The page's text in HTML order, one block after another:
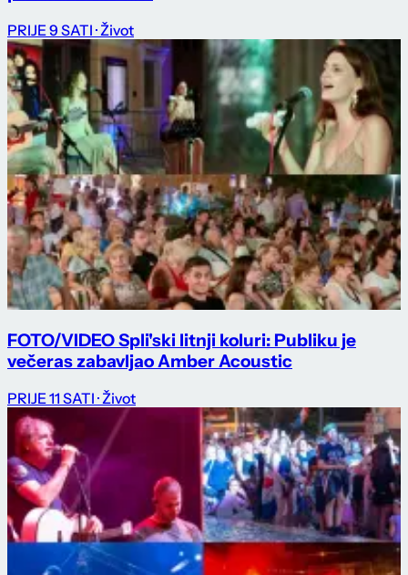
PRIJE 9 SATI · Život
FOTO/VIDEO Spli'ski litnji koluri: Publiku je
večeras zabavljao Amber Acoustic
PRIJE 11 SATI · Život